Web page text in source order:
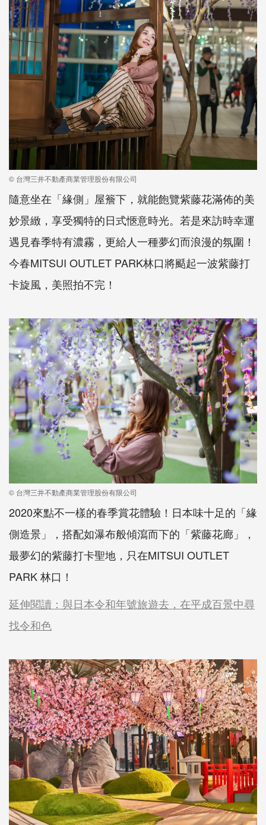
© 台灣三井不動產商業管理股份有限公司
隨意坐在「緣側」屋簷下，就能飽覽紫藤花滿佈的美
妙景緻，享受獨特的日式愜意時光。若是來訪時幸運
遇見春季特有濃霧，更給人一種夢幻而浪漫的氛圍！
今春MITSUI OUTLET PARK林口將颳起一波紫藤打
卡旋風，美照拍不完！
© 台灣三井不動產商業管理股份有限公司
2020來點不一樣的春季賞花體驗！日本味十足的「緣
側造景」，搭配如瀑布般傾瀉而下的「紫藤花廊」，
最夢幻的紫藤打卡聖地，只在MITSUI OUTLET
PARK 林口！
延伸閱讀：與日本令和年號旅遊去，在平成百景中尋
找令和色